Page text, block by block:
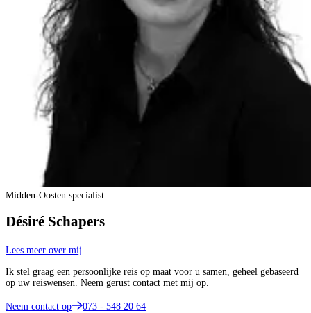
Midden-Oosten specialist
Désiré Schapers
Lees meer over mij
Ik stel graag een persoonlijke reis op maat voor u samen, geheel gebaseerd
op uw reiswensen. Neem gerust contact met mij op.
Neem contact op 073 - 548 20 64